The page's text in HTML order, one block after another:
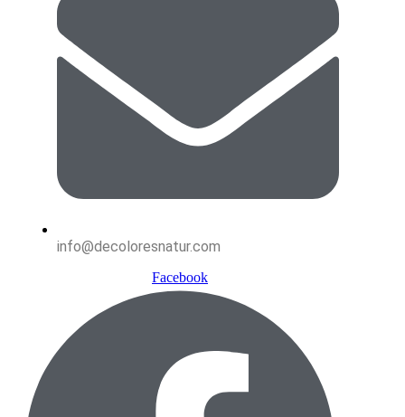
info@decoloresnatur.com
Facebook